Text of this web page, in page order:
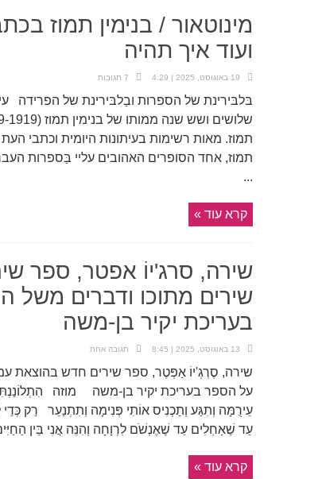
מינוטאור / בנימין תמוז
ועוד איך תהיה
19 באוגוסט, 2025 | 4:29 7 תגובות
בּלבּירינת של הספרות ובַלבּירינת של הפרידה
תמוז. מאות רשימות בעיתונות היומית וכתבי
תמוז, אחד הסופרים האהובים עליי בַּספרות
...
קרא עוד »
שירה, סרג'יוֹ אפטר, ספר
שירים מתוכו ודברים משל
בעריכת יקיר בן-משה
13 באוגוסט, 2025 | 8:45 תגובה אחת
שירה, סֶרְגְ'יוֹ אַפְּטֶר, ספר שירים חדש בהוצאת
על הספר בעריכת יקיר בן-משה מוזה
עֵירֻמָּה וְתִגַּע וְתַכְנִיס אוֹתִי פְּנִימָה וְתִתְנַעֵר רַק
עַד שֶׁאַחְלִים עַד שֶׁאֶנְשֹׁם לִרְוָחָה וְהִנֵּה אֲנִי בֵּין
קרא עוד »